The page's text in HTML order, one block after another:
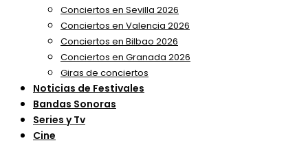
Conciertos en Sevilla 2026
Conciertos en Valencia 2026
Conciertos en Bilbao 2026
Conciertos en Granada 2026
Giras de conciertos
Noticias de Festivales
Bandas Sonoras
Series y Tv
Cine